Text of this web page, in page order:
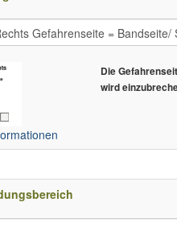
Die
wird